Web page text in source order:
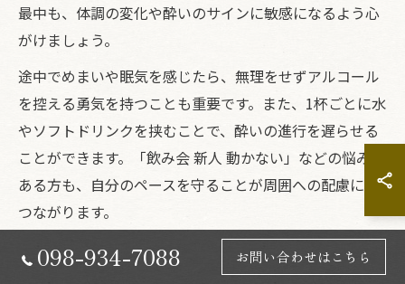
最中も、体調の変化や酔いのサインに敏感になるよう心
がけましょう。
途中でめまいや眠気を感じたら、無理をせずアルコール
を控える勇気を持つことも重要です。また、1杯ごとに水
やソフトドリンクを挟むことで、酔いの進行を遅らせる
ことができます。「飲み会 新人 動かない」などの悩みが
ある方も、自分のペースを守ることが周囲への配慮にも
つながります。
失敗例として、ペースを乱して一気飲みをした結果、翌
日に強い二日酔いや体調不良に悩む方も少なくありませ
098-934-7088 お問い合わせはこちら